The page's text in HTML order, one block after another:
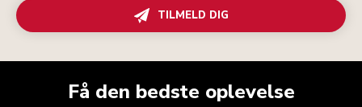
TILMELD DIG
Få den bedste oplevelse